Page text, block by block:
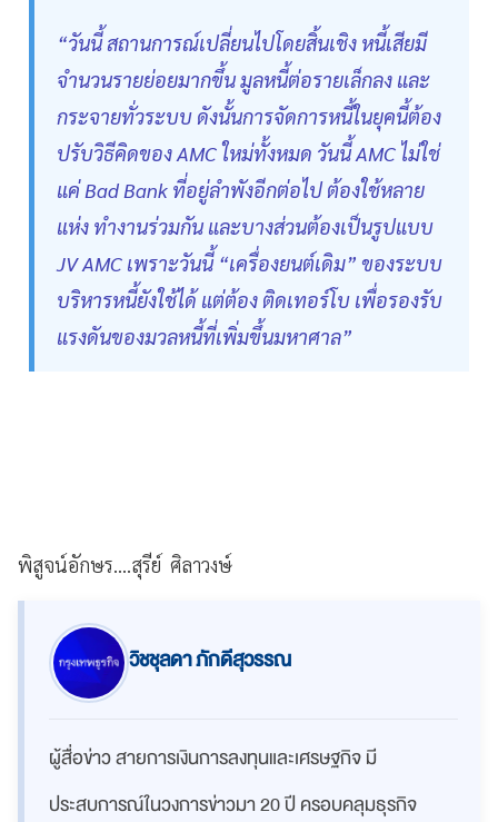
“วันนี้ สถานการณ์เปลี่ยนไปโดยสิ้นเชิง หนี้เสียมี
จำนวนรายย่อยมากขึ้น มูลหนี้ต่อรายเล็กลง และ
กระจายทั่วระบบ ดังนั้นการจัดการหนี้ในยุคนี้ต้อง
ปรับวิธีคิดของ AMC ใหม่ทั้งหมด วันนี้ AMC ไม่ใช่
แค่ Bad Bank ที่อยู่ลำพังอีกต่อไป ต้องใช้หลาย
แห่ง ทำงานร่วมกัน และบางส่วนต้องเป็นรูปแบบ
JV AMC เพราะวันนี้ “เครื่องยนต์เดิม” ของระบบ
บริหารหนี้ยังใช้ได้ แต่ต้อง ติดเทอร์โบ เพื่อรองรับ
แรงดันของมวลหนี้ที่เพิ่มขึ้นมหาศาล”
พิสูจน์อักษร....สุรีย์ ศิลาวงษ์
วิชชุลดา ภักดีสุวรรณ
ผู้สื่อข่าว สายการเงินการลงทุนและเศรษฐกิจ มี
ประสบการณ์ในวงการข่าวมา 20 ปี ครอบคลุมธุรกิจ